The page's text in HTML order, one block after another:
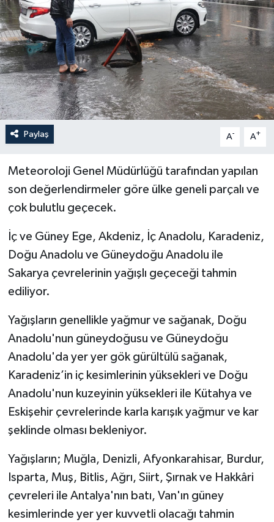
Paylaş A- A+
Meteoroloji Genel Müdürlüğü tarafından yapılan
son değerlendirmeler göre ülke geneli parçalı ve
çok bulutlu geçecek.
İç ve Güney Ege, Akdeniz, İç Anadolu, Karadeniz,
Doğu Anadolu ve Güneydoğu Anadolu ile
Sakarya çevrelerinin yağışlı geçeceği tahmin
ediliyor.
Yağışların genellikle yağmur ve sağanak, Doğu
Anadolu'nun güneydoğusu ve Güneydoğu
Anadolu'da yer yer gök gürültülü sağanak,
Karadeniz’in iç kesimlerinin yüksekleri ve Doğu
Anadolu'nun kuzeyinin yüksekleri ile Kütahya ve
Eskişehir çevrelerinde karla karışık yağmur ve kar
şeklinde olması bekleniyor.
Yağışların; Muğla, Denizli, Afyonkarahisar, Burdur,
Isparta, Muş, Bitlis, Ağrı, Siirt, Şırnak ve Hakkâri
çevreleri ile Antalya'nın batı, Van'ın güney
kesimlerinde yer yer kuvvetli olacağı tahmin
Sağlık
Spor
Teknoloji
Yaşam